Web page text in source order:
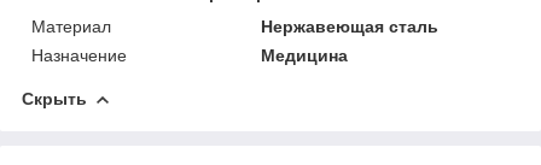
Материал
Нержавеющая сталь
Назначение
Медицина
Скрыть